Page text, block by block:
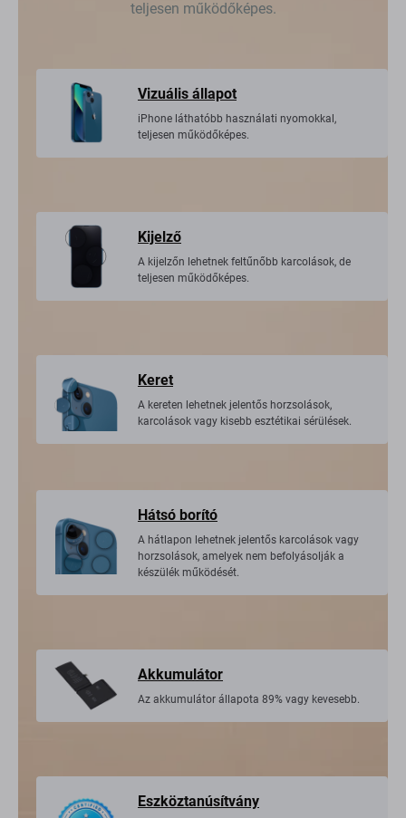
teljesen működőképes.
Vizuális állapot
iPhone láthatóbb használati nyomokkal,
teljesen működőképes.
Kijelző
A kijelzőn lehetnek feltűnőbb karcolások, de
teljesen működőképes.
Keret
A kereten lehetnek jelentős horzsolások,
karcolások vagy kisebb esztétikai sérülések.
Hátsó borító
A hátlapon lehetnek jelentős karcolások vagy
horzsolások, amelyek nem befolyásolják a
készülék működését.
Akkumulátor
Az akkumulátor állapota 89% vagy kevesebb.
Eszköztanúsítvány